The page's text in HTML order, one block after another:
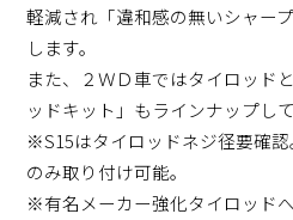
軽減され「違和感の無いシャー
します。
また、２ＷＤ車ではタイロッド
ッドキット」もラインナップして
※S15はタイロッドネジ径要確
のみ取り付け可能。
※有名メーカー強化タイロッド